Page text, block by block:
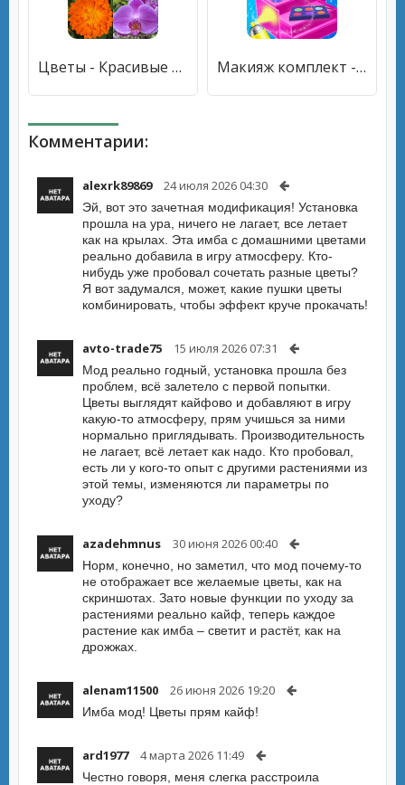
Цветы - Красивые растения: Викторина по ботанике [Много денег] Макияж комплект - Домашние игры макияж для девочек [Много монет]
Комментарии:
alexrk89869 24 июля 2026 04:30
Эй, вот это зачетная модификация! Установка
прошла на ура, ничего не лагает, все летает
как на крылах. Эта имба с домашними цветами
реально добавила в игру атмосферу. Кто-
нибудь уже пробовал сочетать разные цветы?
Я вот задумался, может, какие пушки цветы
комбинировать, чтобы эффект круче прокачать!
avto-trade75 15 июля 2026 07:31
Мод реально годный, установка прошла без
проблем, всё залетело с первой попытки.
Цветы выглядят кайфово и добавляют в игру
какую-то атмосферу, прям учишься за ними
нормально приглядывать. Производительность
не лагает, всё летает как надо. Кто пробовал,
есть ли у кого-то опыт с другими растениями из
этой темы, изменяются ли параметры по
уходу?
azadehmnus 30 июня 2026 00:40
Норм, конечно, но заметил, что мод почему-то
не отображает все желаемые цветы, как на
скриншотах. Зато новые функции по уходу за
растениями реально кайф, теперь каждое
растение как имба – светит и растёт, как на
дрожжах.
alenam11500 26 июня 2026 19:20
Имба мод! Цветы прям кайф!
ard1977 4 марта 2026 11:49
Честно говоря, меня слегка расстроила